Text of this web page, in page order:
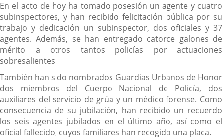
En el acto de hoy ha tomado posesión un agente y cuatro
subinspectores, y han recibido felicitación pública por su
trabajo y dedicación un subinspector, dos oficiales y 37
agentes. Además, se han entregado catorce galones de
mérito a otros tantos policías por actuaciones
sobresalientes.
También han sido nombrados Guardias Urbanos de Honor
dos miembros del Cuerpo Nacional de Policía, dos
auxiliares del servicio de grúa y un médico forense. Como
consecuencia de su jubilación, han recibido un recuerdo
los seis agentes jubilados en el último año, así como el
oficial fallecido, cuyos familiares han recogido una placa.